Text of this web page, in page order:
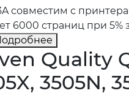
совместим с
6000 страниц при
Quality
3505N,